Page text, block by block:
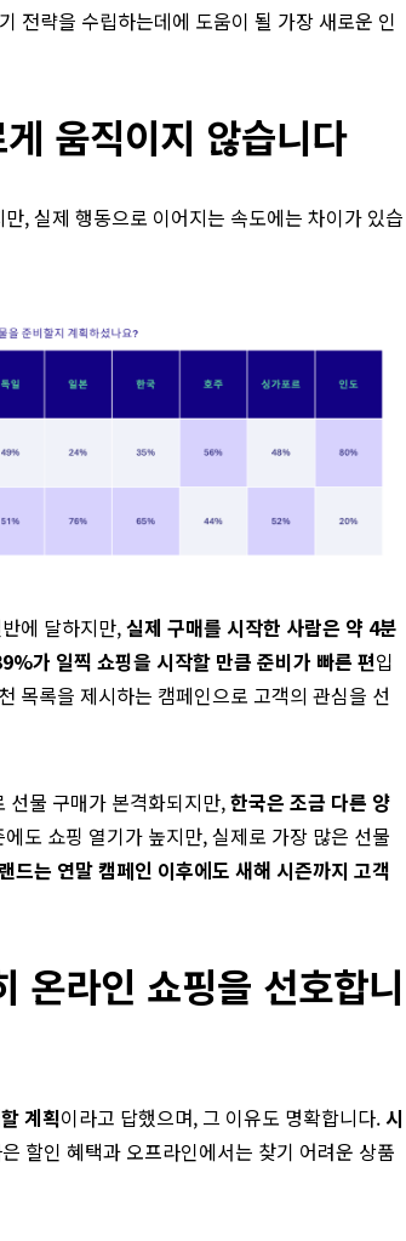
전략을 수립하는데에 도움이 될 가장새로운 인
움직이지 않습니다
, 실제 행동으로 이어지는 속도에는 차이가 있습
에 달하지만,실제 구매를 시작한 사람은 약 4분
가 일찍 쇼핑을 시작할 만큼 준비가 빠른 편입
목록을 제시하는 캠페인으로 고객의 관심을 선
선물 구매가 본격화되지만,한국은 조금 다른 양
도 쇼핑 열기가 높지만, 실제로 가장 많은 선물
드는 연말 캠페인 이후에도 새해 시즌까지 고객
온라인 쇼핑을 선호합니
계획이라고 답했으며, 그 이유도 명확합니다.시
할인 혜택과 오프라인에서는 찾기 어려운 상품